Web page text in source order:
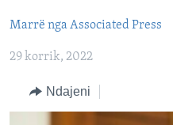
Kalo
tek
EVROPA
BOTA
MJEDISI
Learning English
FOLLOW US
Marrë nga Associated Press
29 korrik, 2022
Ndajeni